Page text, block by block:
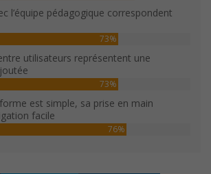
l’équipe pédagogique correspondent
73%
utilisateurs représentent une
73%
est simple, sa prise en main
facile
76%